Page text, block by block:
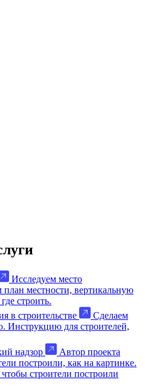
Исследуем место
план местности, вертикальную
строить.
в строительстве
Сделаем
Инструкцию для строителей,
надзор
Автор проекта
построили, как на картинке.
строители построили